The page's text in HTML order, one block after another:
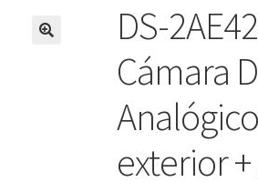
DS-
Cámara
exterior